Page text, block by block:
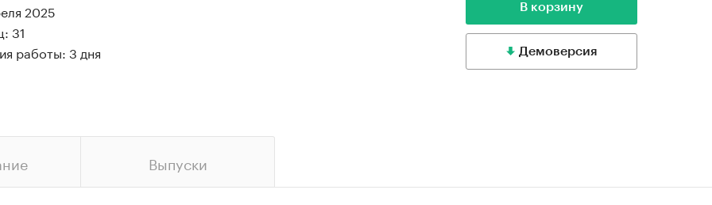
2025
31
работы: 3 дня
В корзину
Демоверсия
Выпуски